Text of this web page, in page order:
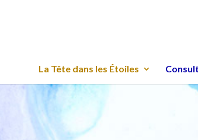
La Tête dans les Étoiles